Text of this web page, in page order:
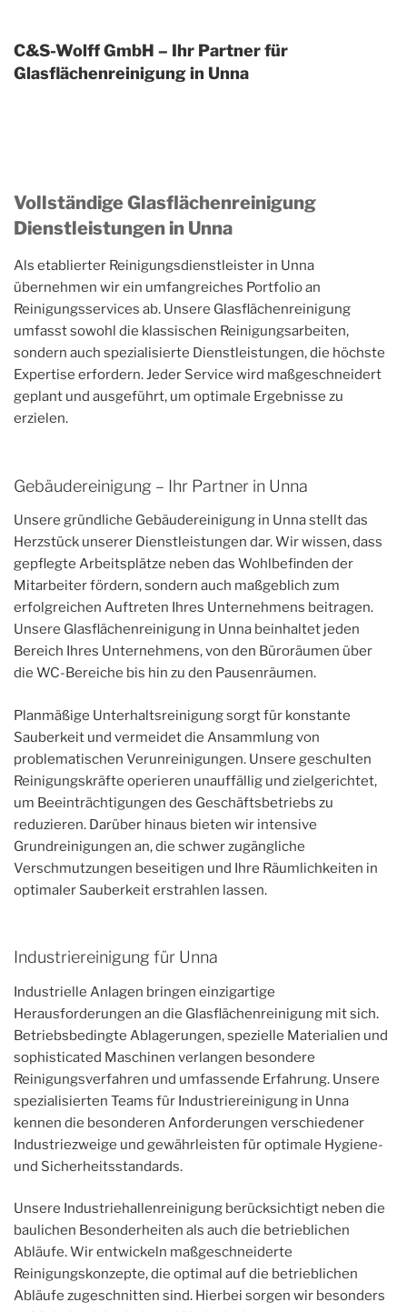
C&S-Wolff GmbH – Ihr Partner für
Glasflächenreinigung in Unna
Vollständige Glasflächenreinigung
Dienstleistungen in Unna
Als etablierter Reinigungsdienstleister in Unna
übernehmen wir ein umfangreiches Portfolio an
Reinigungsservices ab. Unsere Glasflächenreinigung
umfasst sowohl die klassischen Reinigungsarbeiten,
sondern auch spezialisierte Dienstleistungen, die höchste
Expertise erfordern. Jeder Service wird maßgeschneidert
geplant und ausgeführt, um optimale Ergebnisse zu
erzielen.
Gebäudereinigung – Ihr Partner in Unna
Unsere gründliche Gebäudereinigung in Unna stellt das
Herzstück unserer Dienstleistungen dar. Wir wissen, dass
gepflegte Arbeitsplätze neben das Wohlbefinden der
Mitarbeiter fördern, sondern auch maßgeblich zum
erfolgreichen Auftreten Ihres Unternehmens beitragen.
Unsere Glasflächenreinigung in Unna beinhaltet jeden
Bereich Ihres Unternehmens, von den Büroräumen über
die WC-Bereiche bis hin zu den Pausenräumen.
Planmäßige Unterhaltsreinigung sorgt für konstante
Sauberkeit und vermeidet die Ansammlung von
problematischen Verunreinigungen. Unsere geschulten
Reinigungskräfte operieren unauffällig und zielgerichtet,
um Beeinträchtigungen des Geschäftsbetriebs zu
reduzieren. Darüber hinaus bieten wir intensive
Grundreinigungen an, die schwer zugängliche
Verschmutzungen beseitigen und Ihre Räumlichkeiten in
optimaler Sauberkeit erstrahlen lassen.
Industriereinigung für Unna
Industrielle Anlagen bringen einzigartige
Herausforderungen an die Glasflächenreinigung mit sich.
Betriebsbedingte Ablagerungen, spezielle Materialien und
sophisticated Maschinen verlangen besondere
Reinigungsverfahren und umfassende Erfahrung. Unsere
spezialisierten Teams für Industriereinigung in Unna
kennen die besonderen Anforderungen verschiedener
Industriezweige und gewährleisten für optimale Hygiene-
und Sicherheitsstandards.
Unsere Industriehallenreinigung berücksichtigt neben die
baulichen Besonderheiten als auch die betrieblichen
Abläufe. Wir entwickeln maßgeschneiderte
Reinigungskonzepte, die optimal auf die betrieblichen
Abläufe zugeschnitten sind. Hierbei sorgen wir besonders